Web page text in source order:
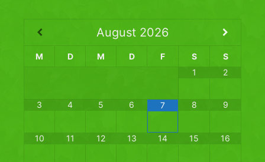
August 2026
M D M D F S
S
1
2
3 4 5 6 7 8 9
10 11 12 13 14 15 16